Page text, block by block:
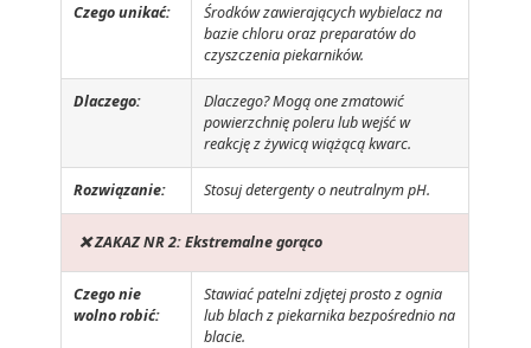
Czego unikać:
Środków zawierających wybielacz na
bazie chloru oraz preparatów do
czyszczenia piekarników.
Dlaczego:
Dlaczego? Mogą one zmatowić
powierzchnię poleru lub wejść w
reakcję z żywicą wiążącą kwarc.
Rozwiązanie: Stosuj detergenty o neutralnym pH.
❌ ZAKAZ NR 2: Ekstremalne gorąco
Czego nie
wolno robić:
Stawiać patelni zdjętej prosto z ognia
lub blach z piekarnika bezpośrednio na
blacie.